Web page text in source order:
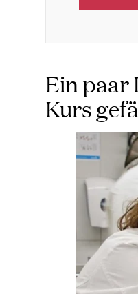
Ein paar
Kurs